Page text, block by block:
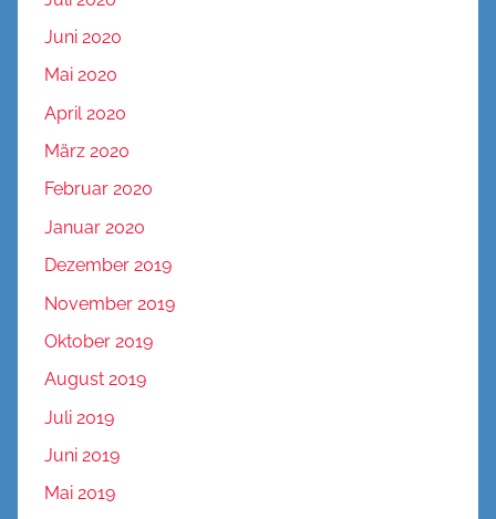
Juni 2020
Mai 2020
April 2020
März 2020
Februar 2020
Januar 2020
Dezember 2019
November 2019
Oktober 2019
August 2019
Juli 2019
Juni 2019
Mai 2019